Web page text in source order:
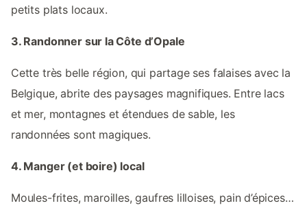
petits plats locaux.
3. Randonner sur la Côte d’Opale
Cette très belle région, qui partage ses falaises avec la
Belgique, abrite des paysages magnifiques. Entre lacs
et mer, montagnes et étendues de sable, les
randonnées sont magiques.
4. Manger (et boire) local
Moules-frites, maroilles, gaufres lilloises, pain d’épices…